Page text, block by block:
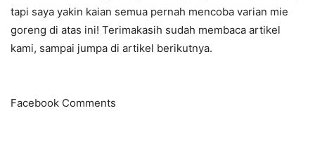
tapi saya yakin kaian semua pernah mencoba varian mie
goreng di atas ini! Terimakasih sudah membaca artikel
kami, sampai jumpa di artikel berikutnya.
Facebook Comments